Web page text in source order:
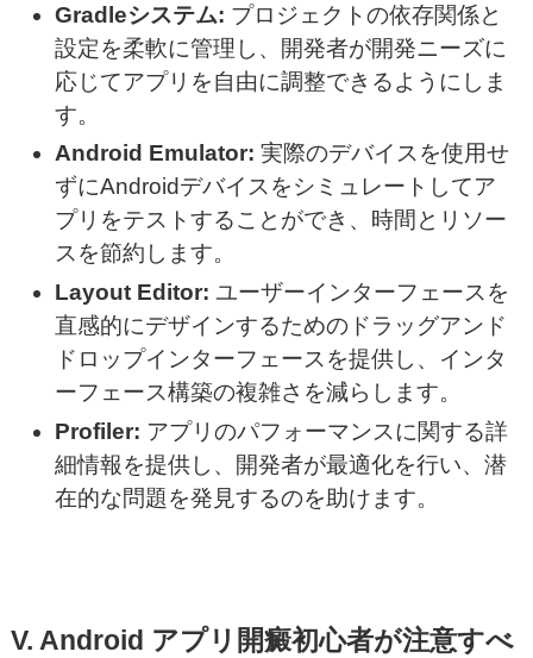
Gradleシステム: プロジェクトの依存関係と
設定を柔軟に管理し、開発者が開発ニーズに
応じてアプリを自由に調整できるようにしま
す。
Android Emulator:実際のデバイスを使用せ
ずにAndroidデバイスをシミュレートしてア
プリをテストすることができ、時間とリソー
スを節約します。
Layout Editor:ユーザーインターフェースを
直感的にデザインするためのドラッグアンド
ドロップインターフェースを提供し、インタ
ーフェース構築の複雑さを減らします。
Profiler: アプリのパフォーマンスに関する詳
細情報を提供し、開発者が最適化を行い、潜
在的な問題を発見するのを助けます。
V. Android アプリ開癜初心者が注意すべ